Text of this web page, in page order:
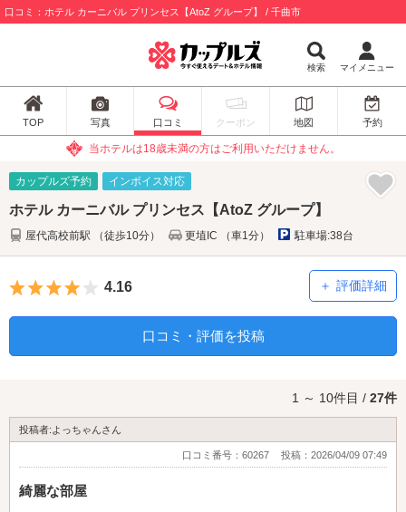
口コミ：ホテル カーニバル プリンセス【AtoZ グループ】 / 千曲市
検索 マイメニュー
TOP 写真 口コミ クーポン 地図 予約
当ホテルは18歳未満の方はご利用いただけません。
カップルズ予約 インボイス対応
ホテル カーニバル プリンセス【AtoZ グループ】
屋代高校前駅 （徒歩10分） 更埴IC （車1分） 駐車場:38台
5つ星のうち4
4.16 評価詳細
口コミ・評価を投稿
1 ～ 10件目 / 27件
投稿者:よっちゃんさん
口コミ番号：60267 投稿：2026/04/09 07:49
綺麗な部屋